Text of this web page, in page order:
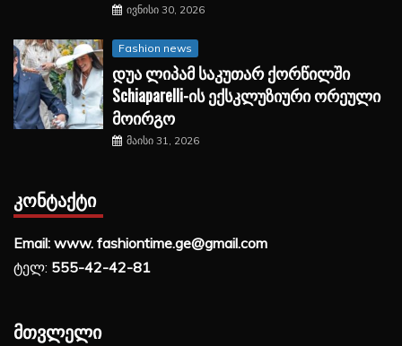
ივნისი 30, 2026
Fashion news
დუა ლიპამ საკუთარ ქორწილში
Schiaparelli-ის ექსკლუზიური ორეული
მოირგო
მაისი 31, 2026
ᲙᲝᲜᲢᲐᲥᲢᲘ
Email: www. fashiontime.ge@gmail.com
ტელ: 555-42-42-81
ᲛᲗᲕᲚᲔᲚᲘ